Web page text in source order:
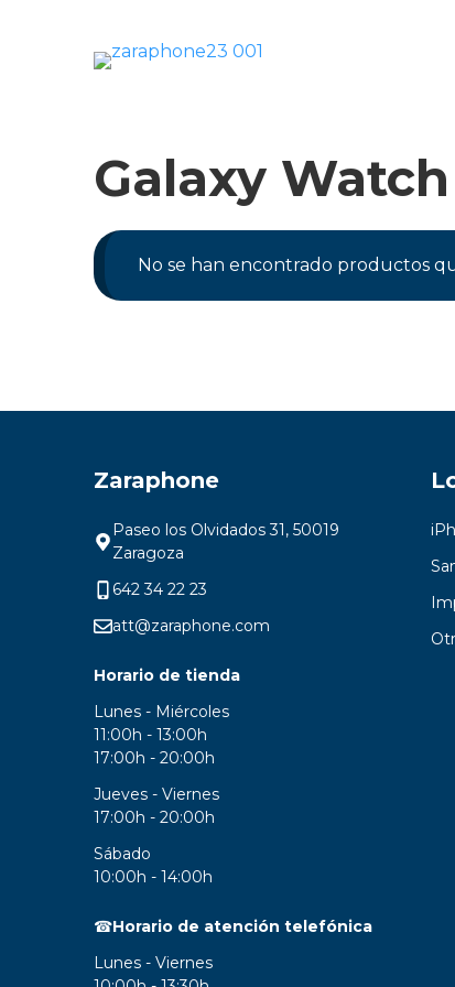
Galaxy Watch
No se han encontrado productos
Zaraphone
Paseo los Olvidados 31, 50019
Zaragoza
642 34 22 23
att@zaraphone.com
Horario de tienda
Lunes - Miércoles
11:00h - 13:00h
17:00h - 20:00h
Jueves - Viernes
17:00h - 20:00h
Sábado
10:00h - 14:00h
☎Horario de atención telefónica
Lunes - Viernes
Impolutos
Relojes
Tablets
Audio
Accesorios
Garantía